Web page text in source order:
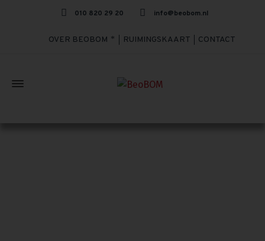
010 820 29 20 info@beobom.nl
OVER BEOBOM RUIMINGSKAART CONTACT